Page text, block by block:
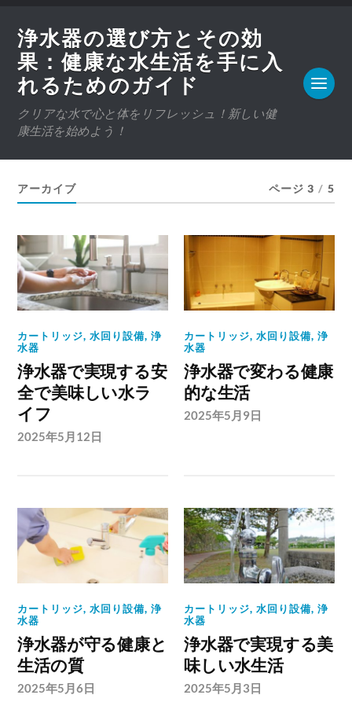
浄水器の選び方とその効
果：健康な水生活を手に入
れるためのガイド
クリアな水で心と体をリフレッシュ！新しい健
康生活を始めよう！
アーカイブ ページ 3 / 5
カートリッジ,水回り設備,浄
水器
浄水器で実現する安
全で美味しい水ラ
イフ
2025年5月12日
カートリッジ,水回り設備,浄
水器
浄水器で変わる健康
的な生活
2025年5月9日
カートリッジ,水回り設備,浄
水器
浄水器が守る健康と
生活の質
2025年5月6日
カートリッジ,水回り設備,浄
水器
浄水器で実現する美
味しい水生活
2025年5月3日